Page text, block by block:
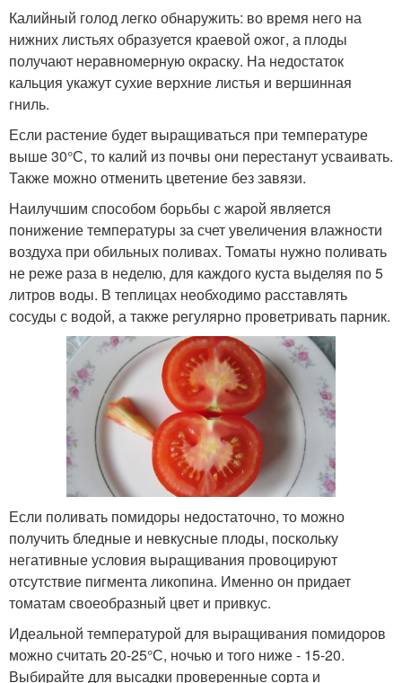
Калийный голод легко обнаружить: во время него на
нижних листьях образуется краевой ожог, а плоды
получают неравномерную окраску. На недостаток
кальция укажут сухие верхние листья и вершинная
гниль.
Если растение будет выращиваться при температуре
выше 30°С, то калий из почвы они перестанут усваивать.
Также можно отменить цветение без завязи.
Наилучшим способом борьбы с жарой является
понижение температуры за счет увеличения влажности
воздуха при обильных поливах. Томаты нужно поливать
не реже раза в неделю, для каждого куста выделяя по 5
литров воды. В теплицах необходимо расставлять
сосуды с водой, а также регулярно проветривать парник.
Если поливать помидоры недостаточно, то можно
получить бледные и невкусные плоды, поскольку
негативные условия выращивания провоцируют
отсутствие пигмента ликопина. Именно он придает
томатам своеобразный цвет и привкус.
Идеальной температурой для выращивания помидоров
можно считать 20-25°С, ночью и того ниже - 15-20.
Выбирайте для высадки проверенные сорта и